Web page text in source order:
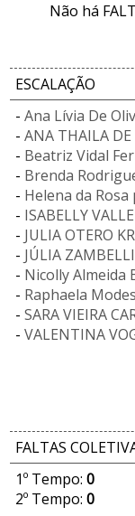
Não há
ESCALAÇÃO
- Ana Lívia De
- ANA THAILA
- Beatriz Vidal
- Brenda
- Helena da
- ISABELLY
- JULIA OTERO
- JÚLIA
- Nicolly Almeida
- Raphaela
- SARA VIEIRA
- VALENTINA
FALTAS
1º Tempo: 0
2º Tempo: 0